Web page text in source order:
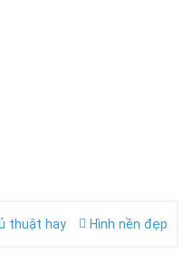
thuật hay Hình nền đẹp